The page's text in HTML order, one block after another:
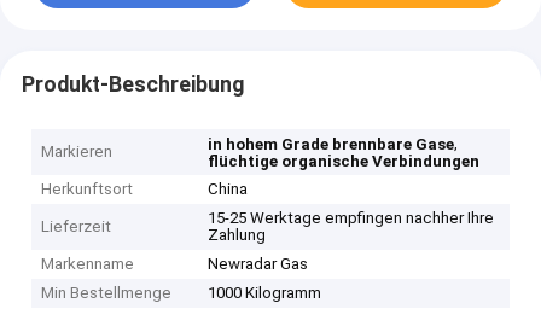
Produkt-Beschreibung
Markieren in hohem Grade brennbare Gase,
flüchtige organische Verbindungen
Herkunftsort
China
Lieferzeit
15-25 Werktage empfingen nachher Ihre
Zahlung
Markenname
Newradar Gas
Min Bestellmenge
1000 Kilogramm